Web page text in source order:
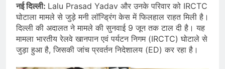
नई दिल्ली: Lalu Prasad Yadav और उनके परिवार को IRCTC
घोटाला मामले से जुड़े मनी लॉन्ड्रिंग केस में फिलहाल राहत मिली है।
दिल्ली की अदालत ने मामले की सुनवाई 9 जून तक टाल दी है। यह
मामला भारतीय रेलवे खानपान एवं पर्यटन निगम (IRCTC) घोटाले से
जुड़ा हुआ है, जिसकी जांच प्रवर्तन निदेशालय (ED) कर रहा है।